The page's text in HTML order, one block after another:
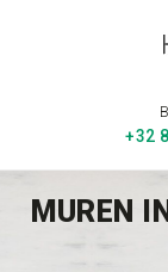
+32
MUREN